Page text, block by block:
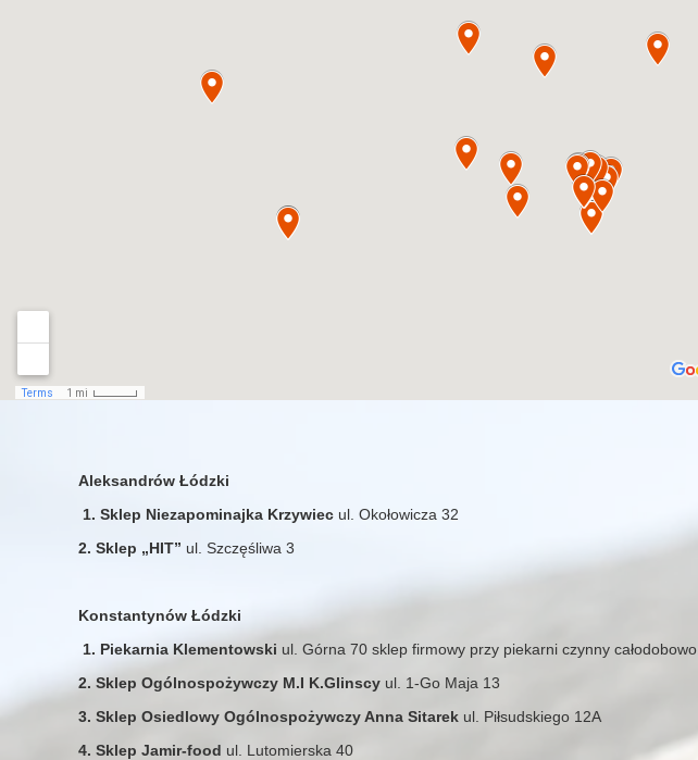
Aleksandrów Łódzki
1. Sklep Niezapominajka Krzywiec ul. Okołowicza 32
2. Sklep „HIT” ul. Szczęśliwa 3
Konstantynów Łódzki
1. Piekarnia Klementowski ul. Górna 70 sklep firmowy przy piekarni czynny całodobowo.
2. Sklep Ogólnospożywczy M.I K.Glinscy ul. 1-Go Maja 13
3. Sklep Osiedlowy Ogólnospożywczy Anna Sitarek ul. Piłsudskiego 12A
4. Sklep Jamir-food ul. Lutomierska 40